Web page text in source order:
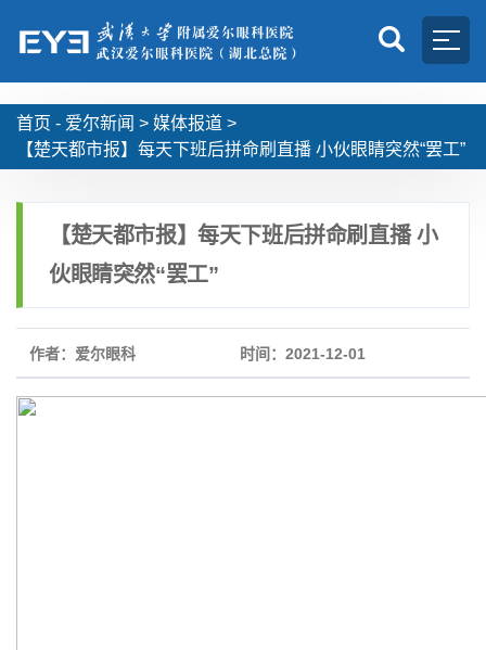
首页 - 爱尔新闻 > 媒体报道 >
【楚天都市报】每天下班后拼命刷直播 小伙眼睛突然“罢工”
【楚天都市报】每天下班后拼命刷直播 小
伙眼睛突然“罢工”
作者：爱尔眼科 时间：2021-12-01